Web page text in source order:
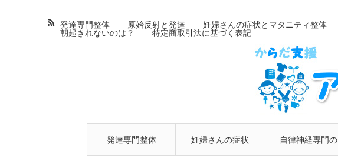
発達専門整体 妊婦さんの症状 自律神経専門の
発達専門整体 原始反射と発達 妊婦さんの症状とマタニティ整体
朝起きれないのは？
特定商取引法に基づく表記